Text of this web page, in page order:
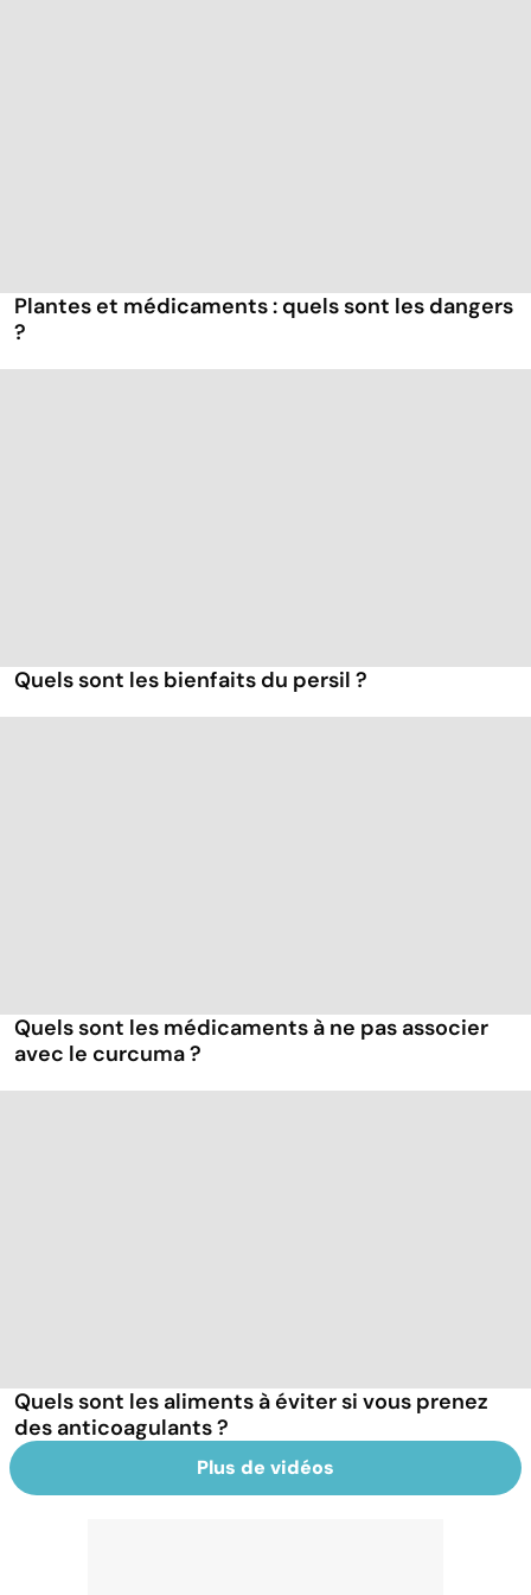
Plantes et médicaments : quels sont les dangers
?
Quels sont les bienfaits du persil ?
Quels sont les médicaments à ne pas associer
avec le curcuma ?
Quels sont les aliments à éviter si vous prenez
des anticoagulants ?
Plus de vidéos